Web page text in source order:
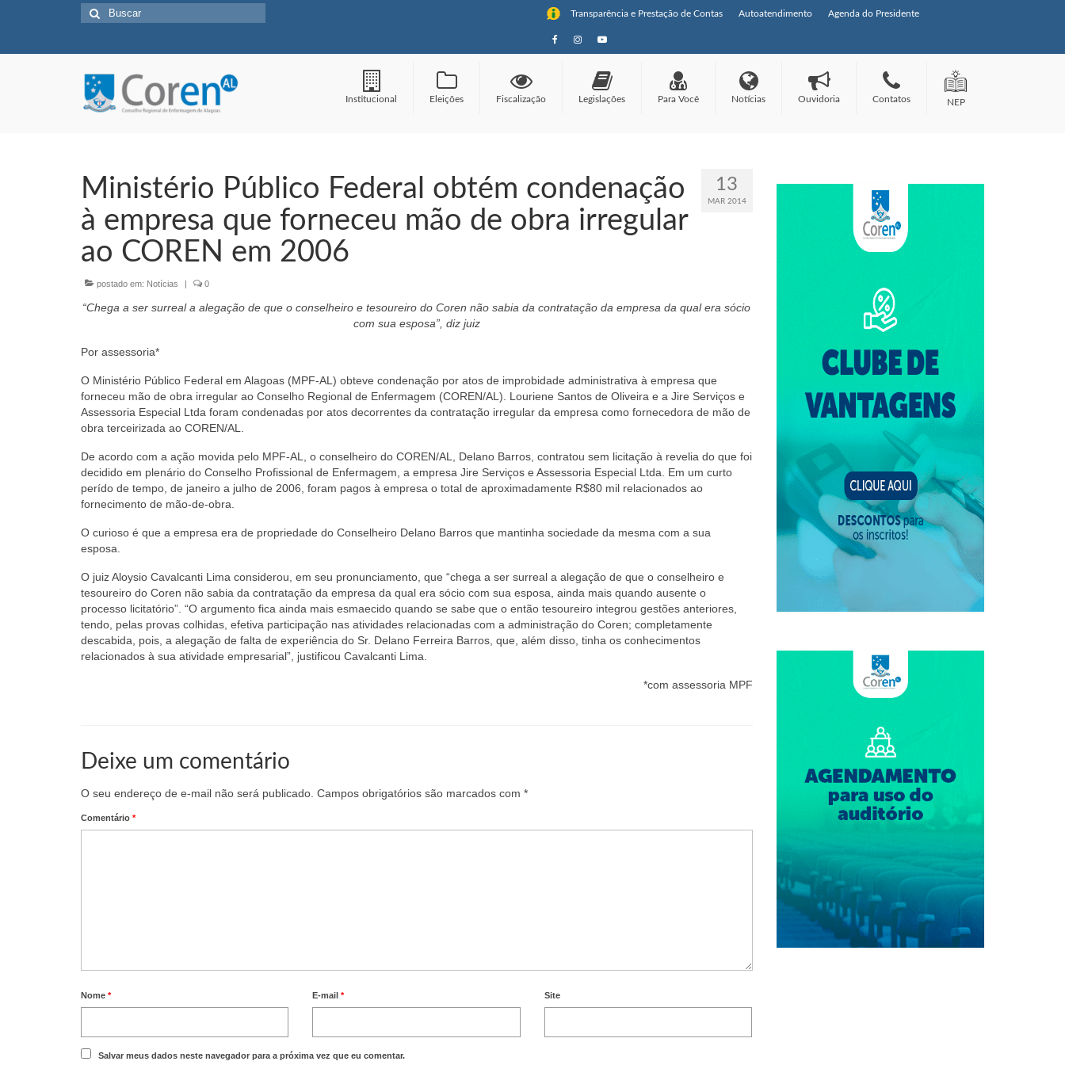
Transparência e Prestação de Contas Autoatendimento Agenda do Presidente
Buscar
por:
Institucional Eleições Fiscalização Legislações Para Você Notícias Ouvidoria Contatos NEP
13
MAR 2014
Ministério Público Federal obtém condenação
à empresa que forneceu mão de obra irregular
ao COREN em 2006
postado em: Notícias | 0
“Chega a ser surreal a alegação de que o conselheiro e tesoureiro do Coren não sabia da contratação da empresa da qual era sócio
com sua esposa”, diz juiz
Por assessoria*
O Ministério Público Federal em Alagoas (MPF-AL) obteve condenação por atos de improbidade administrativa à empresa que
forneceu mão de obra irregular ao Conselho Regional de Enfermagem (COREN/AL). Louriene Santos de Oliveira e a Jire Serviços e
Assessoria Especial Ltda foram condenadas por atos decorrentes da contratação irregular da empresa como fornecedora de mão de
obra terceirizada ao COREN/AL.
De acordo com a ação movida pelo MPF-AL, o conselheiro do COREN/AL, Delano Barros, contratou sem licitação à revelia do que foi
decidido em plenário do Conselho Profissional de Enfermagem, a empresa Jire Serviços e Assessoria Especial Ltda. Em um curto
perído de tempo, de janeiro a julho de 2006, foram pagos à empresa o total de aproximadamente R$80 mil relacionados ao
fornecimento de mão-de-obra.
O curioso é que a empresa era de propriedade do Conselheiro Delano Barros que mantinha sociedade da mesma com a sua
esposa.
O juiz Aloysio Cavalcanti Lima considerou, em seu pronunciamento, que “chega a ser surreal a alegação de que o conselheiro e
tesoureiro do Coren não sabia da contratação da empresa da qual era sócio com sua esposa, ainda mais quando ausente o
processo licitatório”. “O argumento fica ainda mais esmaecido quando se sabe que o então tesoureiro integrou gestões anteriores,
tendo, pelas provas colhidas, efetiva participação nas atividades relacionadas com a administração do Coren; completamente
descabida, pois, a alegação de falta de experiência do Sr. Delano Ferreira Barros, que, além disso, tinha os conhecimentos
relacionados à sua atividade empresarial”, justificou Cavalcanti Lima.
*com assessoria MPF
Deixe um comentário
O seu endereço de e-mail não será publicado. Campos obrigatórios são marcados com *
Comentário *
Nome * E-mail* Site
Salvar meus dados neste navegador para a próxima vez que eu comentar.